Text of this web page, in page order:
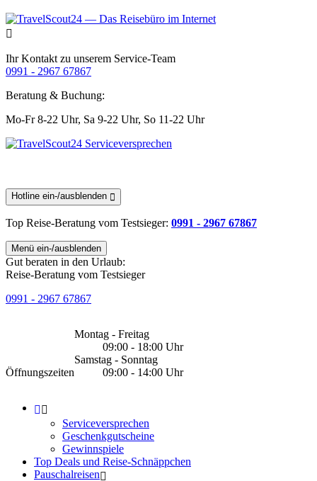
Ihr Kontakt zu unserem Service-Team
0991 - 2967 67867
Beratung & Buchung:
Mo-Fr 8-22 Uhr, Sa 9-22 Uhr, So 11-22 Uhr
Hotline ein-/ausblenden
Top Reise-Beratung vom Testsieger: 0991 - 2967 67867
Menü ein-/ausblenden
Gut beraten in den Urlaub:
Reise-Beratung vom Testsieger
0991 - 2967 67867
Öffnungszeiten
Montag - Freitag
09:00 - 18:00 Uhr
Samstag - Sonntag
09:00 - 14:00 Uhr
Serviceversprechen
Geschenkgutscheine
Gewinnspiele
Top Deals und Reise-Schnäppchen
Pauschalreisen